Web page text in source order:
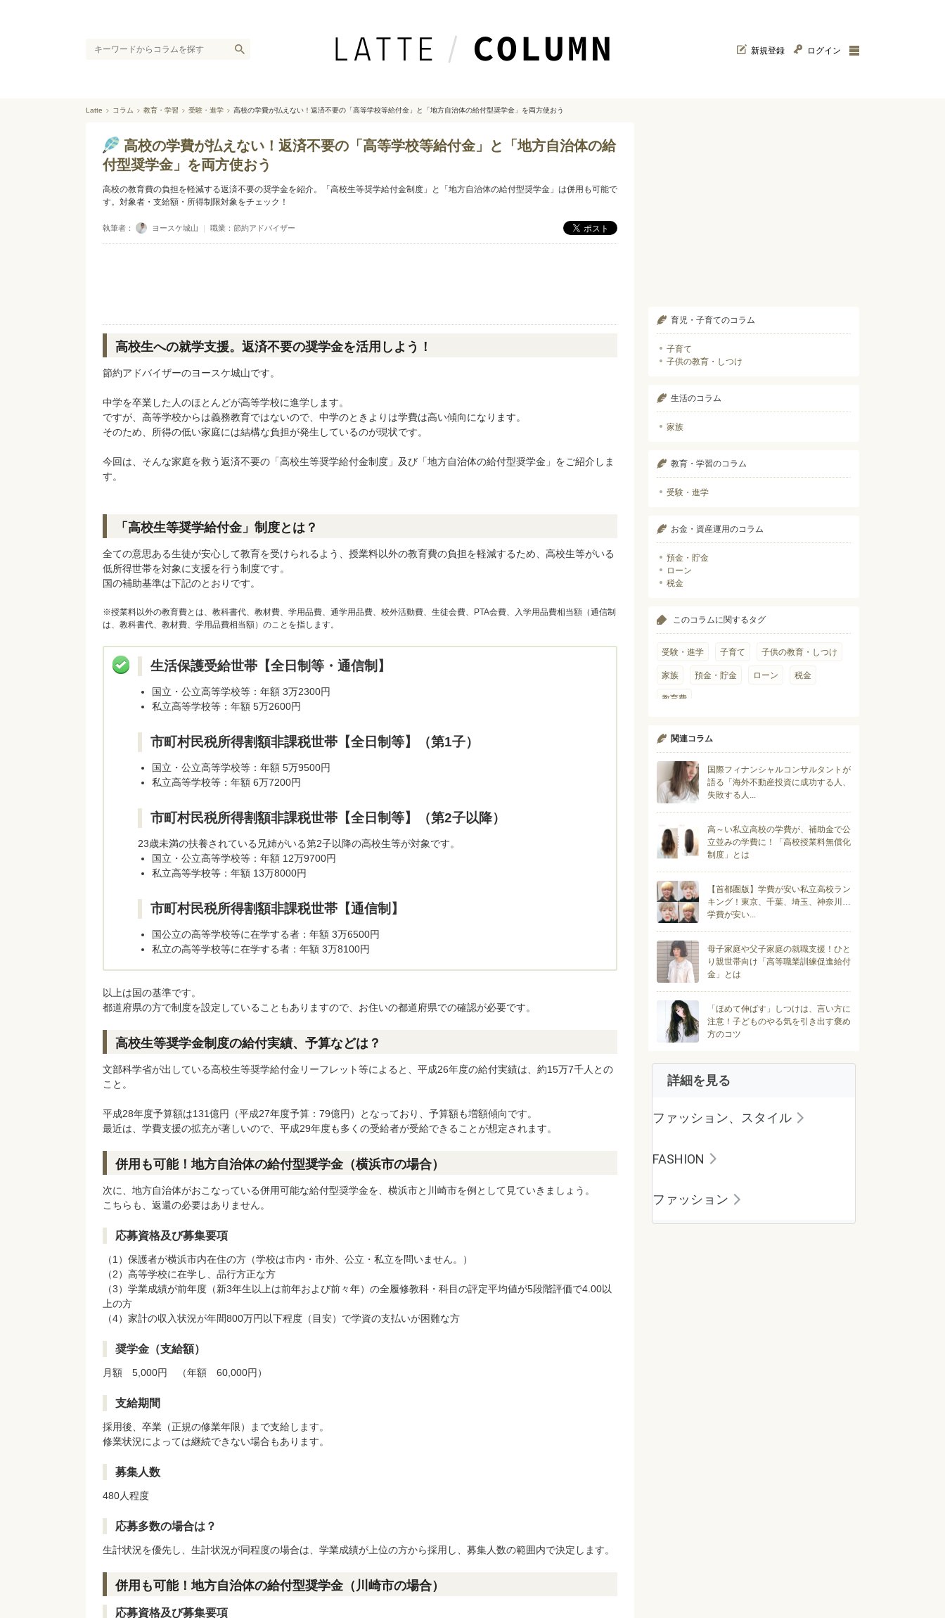
新規登録 ログイン
Latte コラム 教育・学習 受験・進学 高校の学費が払えない！返済不要の「高等学校等給付金」と「地方自治体の給付型奨学金」を両方使おう
高校の学費が払えない！返済不要の「高等学校等給付金」と「地方自治体の給
付型奨学金」を両方使おう
高校の教育費の負担を軽減する返済不要の奨学金を紹介。「高校生等奨学給付金制度」と「地方自治体の給付型奨学金」は併用も可能で
す。対象者・支給額・所得制限対象をチェック！
執筆者： ヨースケ城山 ｜ 職業：節約アドバイザー
高校生への就学支援。返済不要の奨学金を活用しよう！
節約アドバイザーのヨースケ城山です。
中学を卒業した人のほとんどが高等学校に進学します。
ですが、高等学校からは義務教育ではないので、中学のときよりは学費は高い傾向になります。
そのため、所得の低い家庭には結構な負担が発生しているのが現状です。
今回は、そんな家庭を救う返済不要の「高校生等奨学給付金制度」及び「地方自治体の給付型奨学金」をご紹介しま
す。
「高校生等奨学給付金」制度とは？
全ての意思ある生徒が安心して教育を受けられるよう、授業料以外の教育費の負担を軽減するため、高校生等がいる
低所得世帯を対象に支援を行う制度です。
国の補助基準は下記のとおりです。
※授業料以外の教育費とは、教科書代、教材費、学用品費、通学用品費、校外活動費、生徒会費、PTA会費、入学用品費相当額（通信制
は、教科書代、教材費、学用品費相当額）のことを指します。
生活保護受給世帯【全日制等・通信制】
国立・公立高等学校等：年額 3万2300円
私立高等学校等：年額 5万2600円
市町村民税所得割額非課税世帯【全日制等】（第1子）
国立・公立高等学校等：年額 5万9500円
私立高等学校等：年額 6万7200円
市町村民税所得割額非課税世帯【全日制等】（第2子以降）
23歳未満の扶養されている兄姉がいる第2子以降の高校生等が対象です。
国立・公立高等学校等：年額 12万9700円
私立高等学校等：年額 13万8000円
市町村民税所得割額非課税世帯【通信制】
国公立の高等学校等に在学する者：年額 3万6500円
私立の高等学校等に在学する者：年額 3万8100円
以上は国の基準です。
都道府県の方で制度を設定していることもありますので、お住いの都道府県での確認が必要です。
高校生等奨学金制度の給付実績、予算などは？
文部科学省が出している高校生等奨学給付金リーフレット等によると、平成26年度の給付実績は、約15万7千人との
こと。
平成28年度予算額は131億円（平成27年度予算：79億円）となっており、予算額も増額傾向です。
最近は、学費支援の拡充が著しいので、平成29年度も多くの受給者が受給できることが想定されます。
併用も可能！地方自治体の給付型奨学金（横浜市の場合）
次に、地方自治体がおこなっている併用可能な給付型奨学金を、横浜市と川崎市を例として見ていきましょう。
こちらも、返還の必要はありません。
応募資格及び募集要項
（1）保護者が横浜市内在住の方（学校は市内・市外、公立・私立を問いません。）
（2）高等学校に在学し、品行方正な方
（3）学業成績が前年度（新3年生以上は前年および前々年）の全履修教科・科目の評定平均値が5段階評価で4.00以
上の方
（4）家計の収入状況が年間800万円以下程度（目安）で学資の支払いが困難な方
奨学金（支給額）
月額 5,000円 （年額 60,000円）
支給期間
採用後、卒業（正規の修業年限）まで支給します。
修業状況によっては継続できない場合もあります。
募集人数
480人程度
応募多数の場合は？
生計状況を優先し、生計状況が同程度の場合は、学業成績が上位の方から採用し、募集人数の範囲内で決定します。
併用も可能！地方自治体の給付型奨学金（川崎市の場合）
応募資格及び募集要項
育児・子育てのコラム
子育て
子供の教育・しつけ
生活のコラム
家族
教育・学習のコラム
受験・進学
お金・資産運用のコラム
預金・貯金
ローン
税金
このコラムに関するタグ
受験・進学 子育て 子供の教育・しつけ
家族 預金・貯金 ローン 税金
教育費
関連コラム
国際フィナンシャルコンサルタントが
語る「海外不動産投資に成功する人、
失敗する人...
高～い私立高校の学費が、補助金で公
立並みの学費に！「高校授業料無償化
制度」とは
【首都圏版】学費が安い私立高校ラン
キング！東京、千葉、埼玉、神奈川…
学費が安い...
母子家庭や父子家庭の就職支援！ひと
り親世帯向け「高等職業訓練促進給付
金」とは
「ほめて伸ばす」しつけは、言い方に
注意！子どものやる気を引き出す褒め
方のコツ
詳細を見る
ファッション、スタイル
FASHION
ファッション